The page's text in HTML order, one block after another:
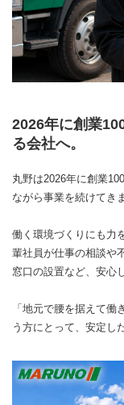
2026年に創業
る会社へ。
丸野は2026年に創業
ながら事業を続けてき
働く環境づくりにも力
輩社員が仕事の相談や
窓口の設置など、安心
「地元で腰を据えて
う方にとって、安定し